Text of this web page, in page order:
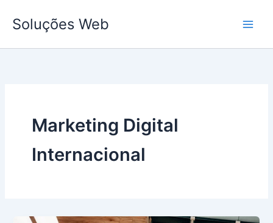
para
conteúdo
Soluções Web
Marketing Digital
Internacional